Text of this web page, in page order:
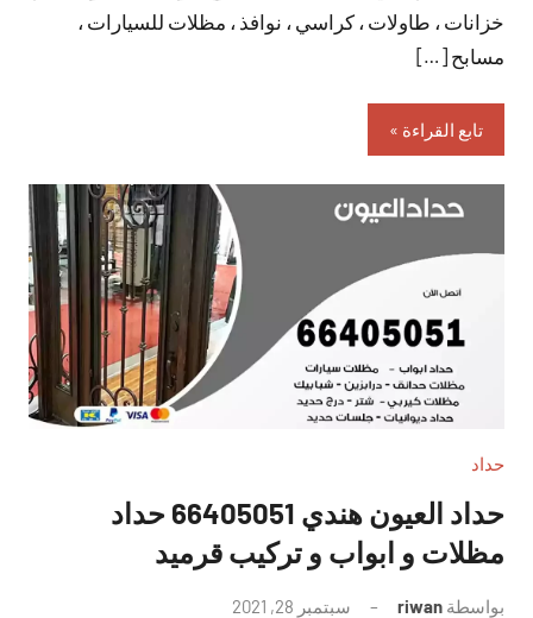
خزانات ، طاولات ، كراسي ، نوافذ ، مظلات للسيارات ،
مسابح […]
تابع القراءة
حداد
حداد العيون هندي 66405051 حداد
مظلات و ابواب و تركيب قرميد
بواسطة riwan سبتمبر 28, 2021